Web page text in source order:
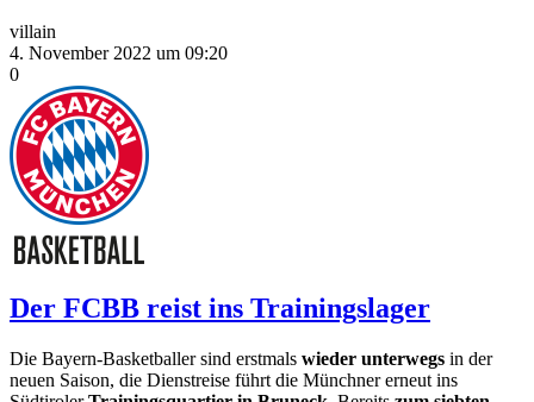
villain
4. November 2022 um 09:20
0
Der FCBB reist ins Trainingslager
Die Bayern-Basketballer sind erstmals wieder unterwegs in der
neuen Saison, die Dienstreise führt die Münchner erneut ins